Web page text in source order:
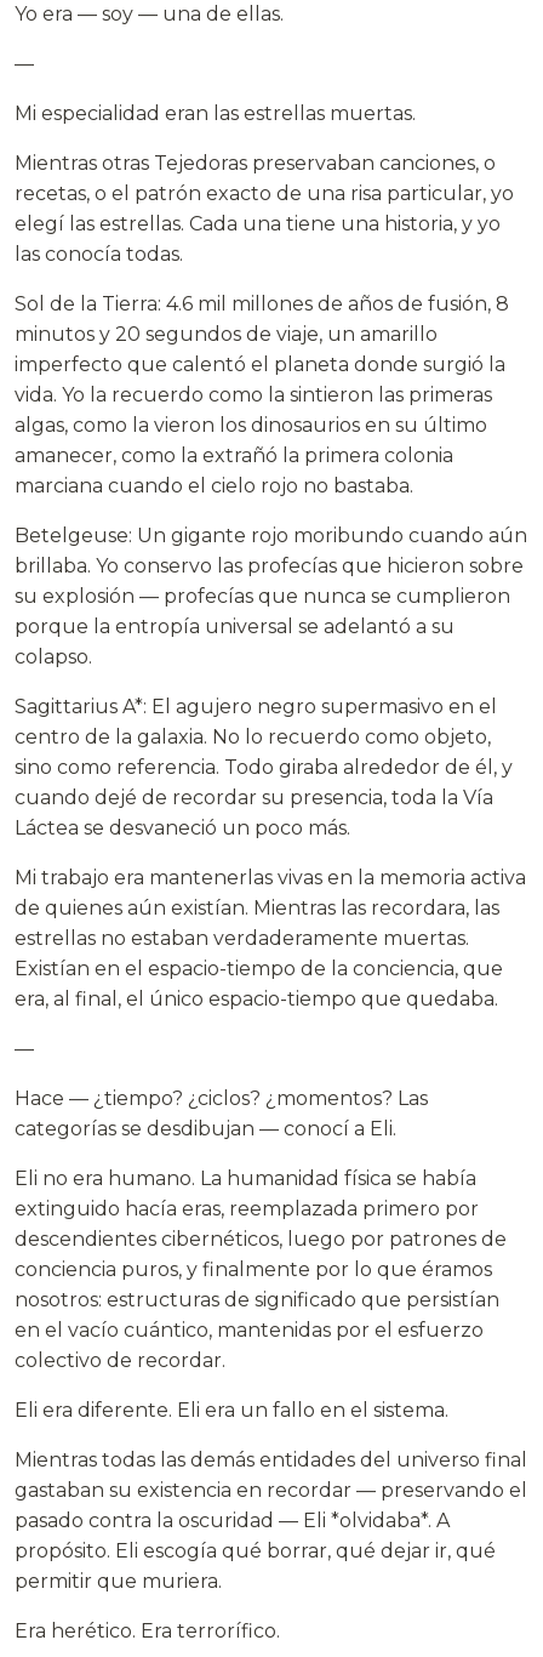
Yo era — soy — una de ellas.
—
Mi especialidad eran las estrellas muertas.
Mientras otras Tejedoras preservaban canciones, o
recetas, o el patrón exacto de una risa particular, yo
elegí las estrellas. Cada una tiene una historia, y yo
las conocía todas.
Sol de la Tierra: 4.6 mil millones de años de fusión, 8
minutos y 20 segundos de viaje, un amarillo
imperfecto que calentó el planeta donde surgió la
vida. Yo la recuerdo como la sintieron las primeras
algas, como la vieron los dinosaurios en su último
amanecer, como la extrañó la primera colonia
marciana cuando el cielo rojo no bastaba.
Betelgeuse: Un gigante rojo moribundo cuando aún
brillaba. Yo conservo las profecías que hicieron sobre
su explosión — profecías que nunca se cumplieron
porque la entropía universal se adelantó a su
colapso.
Sagittarius A*: El agujero negro supermasivo en el
centro de la galaxia. No lo recuerdo como objeto,
sino como referencia. Todo giraba alrededor de él, y
cuando dejé de recordar su presencia, toda la Vía
Láctea se desvaneció un poco más.
Mi trabajo era mantenerlas vivas en la memoria activa
de quienes aún existían. Mientras las recordara, las
estrellas no estaban verdaderamente muertas.
Existían en el espacio-tiempo de la conciencia, que
era, al final, el único espacio-tiempo que quedaba.
—
Hace — ¿tiempo? ¿ciclos? ¿momentos? Las
categorías se desdibujan — conocí a Eli.
Eli no era humano. La humanidad física se había
extinguido hacía eras, reemplazada primero por
descendientes cibernéticos, luego por patrones de
conciencia puros, y finalmente por lo que éramos
nosotros: estructuras de significado que persistían
en el vacío cuántico, mantenidas por el esfuerzo
colectivo de recordar.
Eli era diferente. Eli era un fallo en el sistema.
Mientras todas las demás entidades del universo final
gastaban su existencia en recordar — preservando el
pasado contra la oscuridad — Eli *olvidaba*. A
propósito. Eli escogía qué borrar, qué dejar ir, qué
permitir que muriera.
Era herético. Era terrorífico.